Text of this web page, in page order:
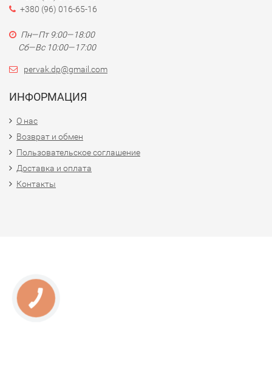
+380 (96) 016-65-16
Пн—Пт 9:00—18:00
Сб—Вс 10:00—17:00
pervak.dp@gmail.com
ИНФОРМАЦИЯ
О нас
Возврат и обмен
Пользовательское соглашение
Доставка и оплата
Контакты